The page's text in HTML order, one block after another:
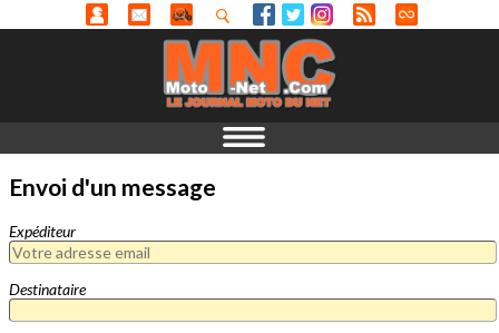
Envoi d'un message
Expéditeur
Destinataire